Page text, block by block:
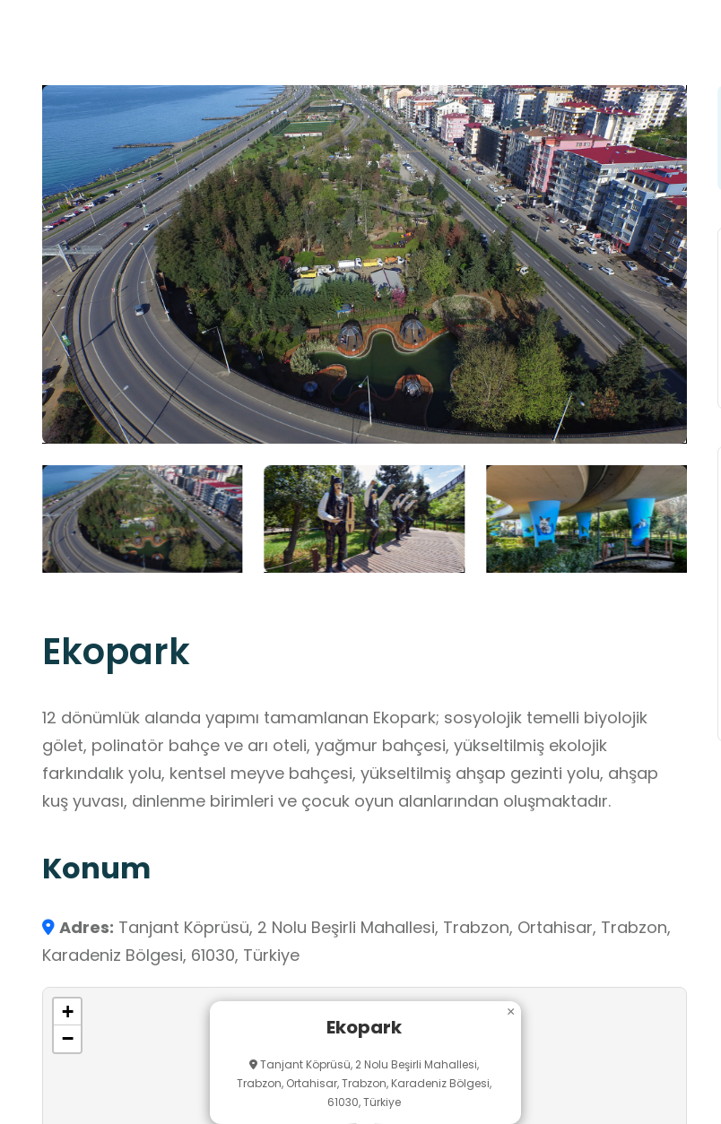
Ekopark
12 dönümlük alanda yapımı tamamlanan Ekopark; sosyolojik temelli biyolojik
gölet, polinatör bahçe ve arı oteli, yağmur bahçesi, yükseltilmiş ekolojik
farkındalık yolu, kentsel meyve bahçesi, yükseltilmiş ahşap gezinti yolu, ahşap
kuş yuvası, dinlenme birimleri ve çocuk oyun alanlarından oluşmaktadır.
Konum
Adres: Tanjant Köprüsü, 2 Nolu Beşirli Mahallesi, Trabzon, Ortahisar, Trabzon,
Karadeniz Bölgesi, 61030, Türkiye
Ekopark
Tanjant Köprüsü, 2 Nolu Beşirli Mahallesi,
Trabzon, Ortahisar, Trabzon, Karadeniz Bölgesi,
61030, Türkiye
×
+
−